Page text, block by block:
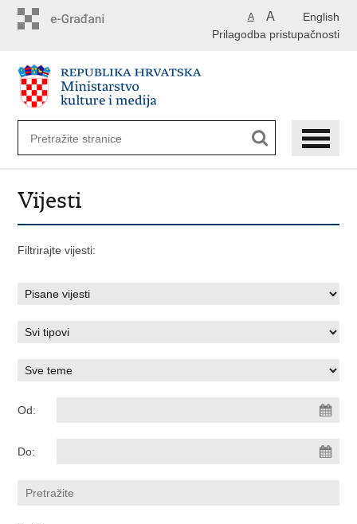
English
A A
Prilagodba pristupačnosti
Vijesti
Filtrirajte vijesti:
Od:
Do: